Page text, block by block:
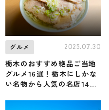
グルメ 2025.07.30
栃木のおすすめ絶品ご当地
グルメ16選！栃木にしかな
い名物から人気の名店14選